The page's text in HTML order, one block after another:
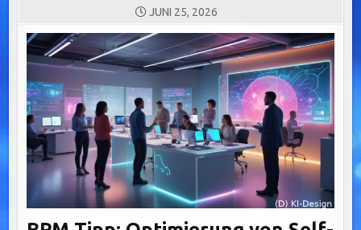
JUNI 25, 2026